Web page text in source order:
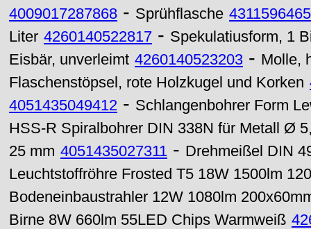
4009017287868 - Sprühflasche
Liter 4260140522817 - Spekulatiusform, 1
Eisbär, unverleimt 4260140523203 - Molle,
Flaschenstöpsel, rote Holzkugel und Korken
4051435049412 - Schlangenbohrer Form
HSS-R Spiralbohrer DIN 338N für Metall Ø
25 mm 4051435027311 - Drehmeißel DIN
Leuchtstoffröhre Frosted T5 18W 1500lm
Bodeneinbaustrahler 12W 1080lm
Birne 8W 660lm 55LED Chips Warmweiß